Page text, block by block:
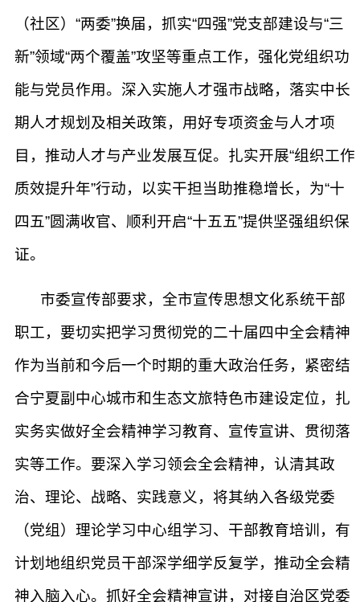
（社区）“两委”换届，抓实“四强”党支部建设与“三
新”领域“两个覆盖”攻坚等重点工作，强化党组织功
能与党员作用。深入实施人才强市战略，落实中长
期人才规划及相关政策，用好专项资金与人才项
目，推动人才与产业发展互促。扎实开展“组织工作
质效提升年”行动，以实干担当助推稳增长，为“十
四五”圆满收官、顺利开启“十五五”提供坚强组织保
证。
市委宣传部要求，全市宣传思想文化系统干部
职工，要切实把学习贯彻党的二十届四中全会精神
作为当前和今后一个时期的重大政治任务，紧密结
合宁夏副中心城市和生态文旅特色市建设定位，扎
实务实做好全会精神学习教育、宣传宣讲、贯彻落
实等工作。要深入学习领会全会精神，认清其政
治、理论、战略、实践意义，将其纳入各级党委
（党组）理论学习中心组学习、干部教育培训，有
计划地组织党员干部深学细学反复学，推动全会精
神入脑入心。抓好全会精神宣讲，对接自治区党委